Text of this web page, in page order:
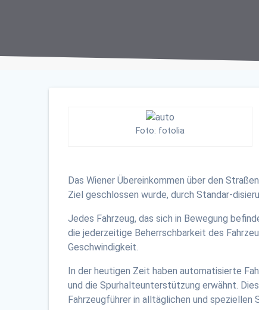
Foto: fotolia
Das Wiener Übereinkommen über den
Ziel geschlossen wurde, durch Standar-
Jedes Fahrzeug, das sich in Bewegung
die jederzeitige Beherrschbarkeit des
Geschwindigkeit.
In der heutigen Zeit haben automatisierte
und die Spurhalteunterstützung erwähnt.
Fahrzeugführer in alltäglichen und